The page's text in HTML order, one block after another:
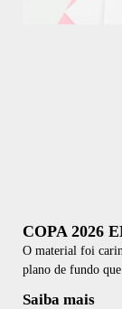
COPA 2026
O material foi
plano de fundo
Saiba mais